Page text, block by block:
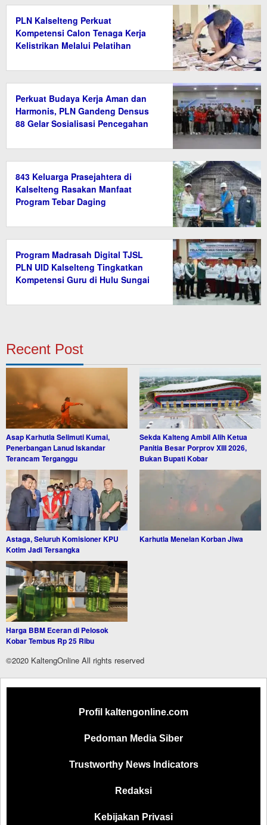
PLN Kalselteng Perkuat
Kompetensi Calon Tenaga Kerja
Kelistrikan Melalui Pelatihan
Perkuat Budaya Kerja Aman dan
Harmonis, PLN Gandeng Densus
88 Gelar Sosialisasi Pencegahan
843 Keluarga Prasejahtera di
Kalselteng Rasakan Manfaat
Program Tebar Daging
Program Madrasah Digital TJSL
PLN UID Kalselteng Tingkatkan
Kompetensi Guru di Hulu Sungai
Recent Post
Asap Karhutla Selimuti Kumai,
Penerbangan Lanud Iskandar
Terancam Terganggu
Sekda Kalteng Ambil Alih Ketua
Panitia Besar Porprov XIII 2026,
Bukan Bupati Kobar
Astaga, Seluruh Komisioner KPU
Kotim Jadi Tersangka
Karhutla Menelan Korban Jiwa
Harga BBM Eceran di Pelosok
Kobar Tembus Rp 25 Ribu
©2020 KaltengOnline All rights reserved
Profil kaltengonline.com
Pedoman Media Siber
Trustworthy News Indicators
Redaksi
Kebijakan Privasi